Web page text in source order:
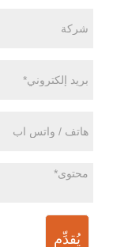
يُقدِّم